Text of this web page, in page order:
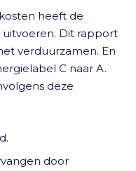
heeft de
Dit rapport
verduurzamen. En
C naar A.
deze
door